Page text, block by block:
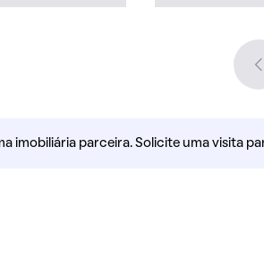
imobiliária parceira. Solicite uma visita